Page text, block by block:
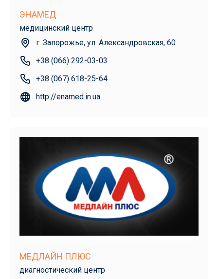
ЭНАМЕД
медицинский центр
г. Запорожье, ул. Александровская, 60
+38 (066) 292-03-03
+38 (067) 618-25-64
http://enamed.in.ua
МЕДЛАЙН ПЛЮС
диагностический центр